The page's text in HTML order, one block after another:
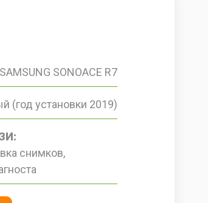
SAMSUNG SONOACE R7
(год установки 2019)
снимков,